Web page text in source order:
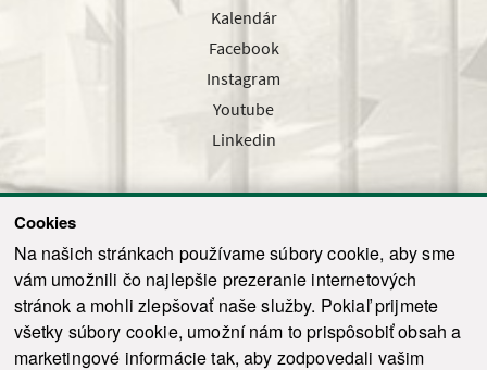
Cookies
Na našich stránkach používame súbory cookie, aby sme
vám umožnili čo najlepšie prezeranie internetových
stránok a mohli zlepšovať naše služby. Pokiaľ prijmete
všetky súbory cookie, umožní nám to prispôsobiť obsah a
marketingové informácie tak, aby zodpovedali vašim
Kalendár
Facebook
Instagram
Youtube
Linkedin
Odoslať